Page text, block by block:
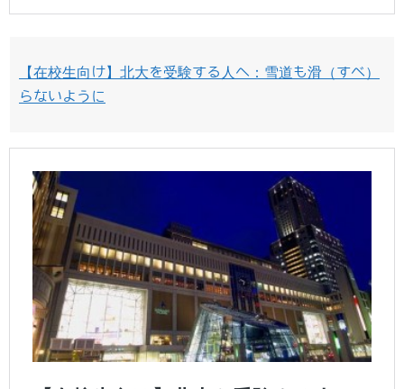
【在校生向け】北大を受験する人へ：雪道も滑（すべ）
らないように